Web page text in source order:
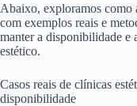
Abaixo, exploramos como
com exemplos reais e
manter a disponibilidade e
estético.
Casos reais de clínicas
disponibilidade